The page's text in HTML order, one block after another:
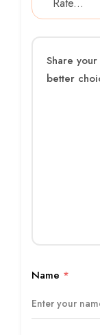
Name *